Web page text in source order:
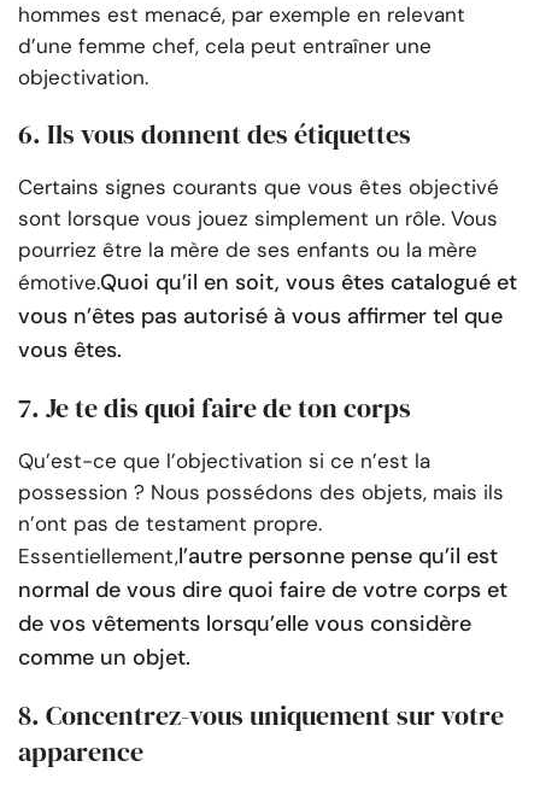
hommes est menacé, par exemple en relevant
d’une femme chef, cela peut entraîner une
objectivation.
6. Ils vous donnent des étiquettes
Certains signes courants que vous êtes objectivé
sont lorsque vous jouez simplement un rôle. Vous
pourriez être la mère de ses enfants ou la mère
émotive.Quoi qu’il en soit, vous êtes catalogué et
vous n’êtes pas autorisé à vous affirmer tel que
vous êtes.
7. Je te dis quoi faire de ton corps
Qu’est-ce que l’objectivation si ce n’est la
possession ? Nous possédons des objets, mais ils
n’ont pas de testament propre.
Essentiellement,l’autre personne pense qu’il est
normal de vous dire quoi faire de votre corps et
de vos vêtements lorsqu’elle vous considère
comme un objet.
8. Concentrez-vous uniquement sur votre
apparence